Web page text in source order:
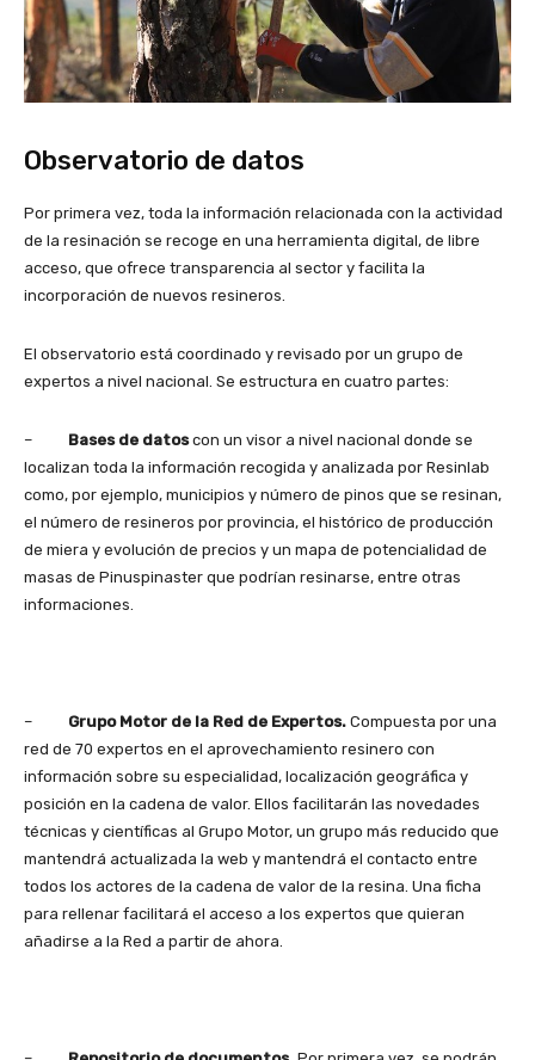
Observatorio de datos
Por primera vez, toda la información relacionada con la actividad
de la resinación se recoge en una herramienta digital, de libre
acceso, que ofrece transparencia al sector y facilita la
incorporación de nuevos resineros.
El observatorio está coordinado y revisado por un grupo de
expertos a nivel nacional. Se estructura en cuatro partes:
– Bases de datoscon un visor a nivel nacional donde se
localizan toda la información recogida y analizada por Resinlab
como, por ejemplo, municipios y número de pinos que se resinan,
el número de resineros por provincia, el histórico de producción
de miera y evolución de precios y un mapa de potencialidad de
masas de Pinuspinaster que podrían resinarse, entre otras
informaciones.
– Grupo Motor de la Red de Expertos. Compuesta por una
red de 70 expertos en el aprovechamiento resinero con
información sobre su especialidad, localización geográfica y
posición en la cadena de valor. Ellos facilitarán las novedades
técnicas y científicas al Grupo Motor, un grupo más reducido que
mantendrá actualizada la web y mantendrá el contacto entre
todos los actores de la cadena de valor de la resina. Una ficha
para rellenar facilitará el acceso a los expertos que quieran
añadirse a la Red a partir de ahora.